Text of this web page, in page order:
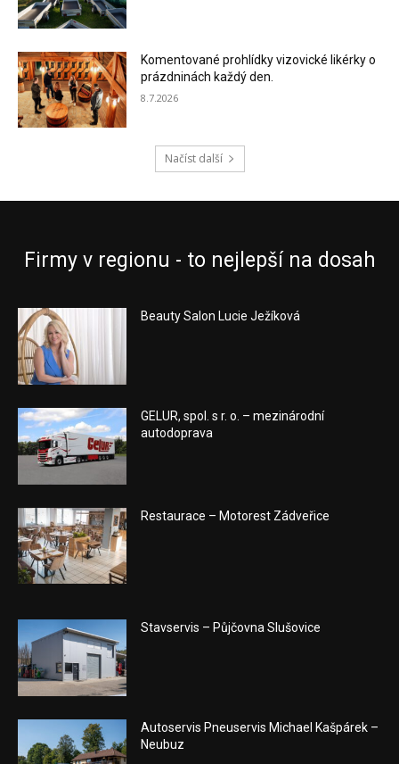
Komentované prohlídky vizovické likérky o
prázdninách každý den.
8.7.2026
Načíst další
Firmy v regionu - to nejlepší na dosah
Beauty Salon Lucie Ježíková
GELUR, spol. s r. o. – mezinárodní
autodoprava
Restaurace – Motorest Zádveřice
Stavservis – Půjčovna Slušovice
Autoservis Pneuservis Michael Kašpárek –
Neubuz